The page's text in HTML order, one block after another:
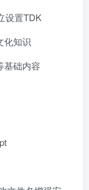
设置TDK
化知识
基础内容